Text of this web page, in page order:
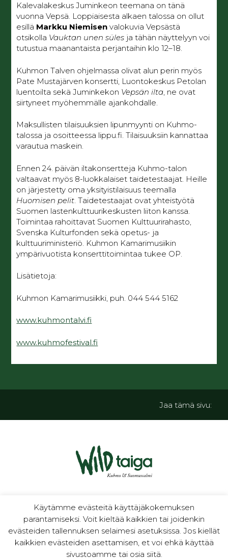
Kalevalakeskus Juminkeon teemana on tänä
vuonna Vepsä. Loppiaisesta alkaen talossa on ollut
esillä Markku Niemisen valokuvia Vepsästä
otsikolla Vauktan unen süles ja tähän näyttelyyn voi
tutustua maanantaista perjantaihin klo 12–18.
Kuhmon Talven ohjelmassa olivat alun perin myös
Pate Mustajärven konsertti, Luontokeskus Petolan
luentoilta sekä Juminkekon Vepsän ilta , ne ovat
siirtyneet myöhemmälle ajankohdalle.
Maksullisten tilaisuuksien lipunmyynti on Kuhmo-
talossa ja osoitteessa lippu.fi. Tilaisuuksiin kannattaa
varautua maskein.
Ennen 24. päivän iltakonsertteja Kuhmo-talon
valtaavat myös 8-luokkalaiset taidetestaajat. Heille
on järjestetty oma yksityistilaisuus teemalla
Huomisen pelit . Taidetestaajat ovat yhteistyötä
Suomen lastenkulttuurikeskusten liiton kanssa.
Toimintaa rahoittavat Suomen Kulttuurirahasto,
Svenska Kulturfonden sekä opetus- ja
kulttuuriministeriö. Kuhmon Kamarimusiikin
ympärivuotista konserttitoimintaa tukee OP.
Lisätietoja:
Kuhmon Kamarimusiikki, puh. 044 544 5162
www.kuhmontalvi.fi
www.kuhmofestival.fi
Jaa tämä sivu:
luontoa ja kulttuuria
Käytämme evästeitä käyttäjäkokemuksen
parantamiseksi. Voit kieltää kaikkien tai joidenkin
evästeiden tallennuksen selaimesi asetuksissa. Jos kiellät
kaikkien evästeiden asettamisen, et voi ehkä käyttää
sivustoamme tai osia siitä.